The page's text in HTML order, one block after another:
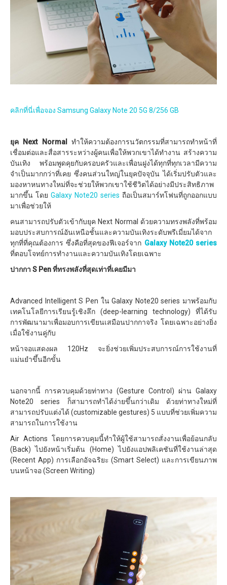
คลิกที่นี่เพื่อจอง Samsung Galaxy Note 20 5G 8/256 GB
ยุค Next Normal ทำให้ความต้องการนวัตกรรมที่สามารถทำหน้าที่
เชื่อมต่อและสื่อสารระหว่างผู้คนเพื่อให้พวกเขาได้ทำงาน สร้างความ
บันเทิง พร้อมพูดคุยกับครอบครัวและเพื่อนฝูงได้ทุกที่ทุกเวลามีความ
จำเป็นมากกว่าที่เคย ซึ่งคนส่วนใหญ่ในยุคปัจจุบัน ได้เริ่มปรับตัวและ
มองหาหนทางใหม่ที่จะช่วยให้พวกเขาใช้ชีวิตได้อย่างมีประสิทธิภาพ
มากขึ้น โดย Galaxy Note20 series ถือเป็นสมาร์ทโฟนที่ถูกออกแบบ
มาเพื่อช่วยให้
คนสามารถปรับตัวเข้ากับยุค Next Normal ด้วยความทรงพลังที่พร้อม
มอบประสบการณ์อันเหนือชั้นและความบันเทิงระดับพรีเมี่ยมได้จาก
ทุกที่ที่คุณต้องการ ซึ่งคือที่สุดของฟีเจอร์จาก Galaxy Note20 series
ที่ตอบโจทย์การทำงานและความบันเทิงโดยเฉพาะ
ปากกา S Pen ที่ทรงพลังที่สุดเท่าที่เคยมีมา
Advanced Intelligent S Pen ใน Galaxy Note20 series มาพร้อมกับ
เทคโนโลยีการเรียนรู้เชิงลึก (deep-learning technology) ที่ได้รับ
การพัฒนามาเพื่อมอบการเขียนเสมือนปากกาจริง โดยเฉพาะอย่างยิ่ง
เมื่อใช้งานคู่กับ
หน้าจอแสดงผล 120Hz จะยิ่งช่วยเพิ่มประสบการณ์การใช้งานที่
แม่นยำขึ้นอีกขั้น
นอกจากนี้ การควบคุมด้วยท่าทาง (Gesture Control) ผ่าน Galaxy
Note20 series ก็สามารถทำได้ง่ายขึ้นกว่าเดิม ด้วยท่าทางใหม่ที่
สามารถปรับแต่งได้ (customizable gestures) 5 แบบที่ช่วยเพิ่มความ
สามารถในการใช้งาน
Air Actions โดยการควบคุมนี้ทำให้ผู้ใช้สามารถสั่งงานเพื่อย้อนกลับ
(Back) ไปยังหน้าเริ่มต้น (Home) ไปยังแอปพลิเคชันที่ใช้งานล่าสุด
(Recent App) การเลือกอัจฉริยะ (Smart Select) และการเขียนภาพ
บนหน้าจอ (Screen Writing)